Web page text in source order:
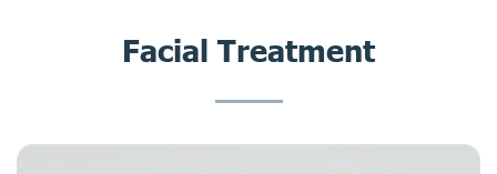
Facial Treatment